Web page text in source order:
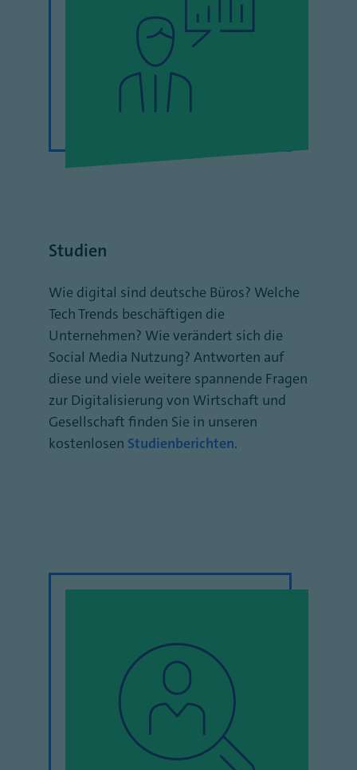
Studien
Wie digital sind deutsche Büros? Welche
Tech Trends beschäftigen die
Unternehmen? Wie verändert sich die
Social Media Nutzung? Antworten auf
diese und viele weitere spannende Fragen
zur Digitalisierung von Wirtschaft und
Gesellschaft finden Sie in unseren
kostenlosen Studienberichten.